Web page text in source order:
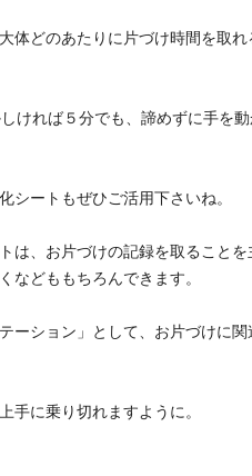
体どのあたりに片づけ時間を取
ければ５分でも、諦めずに手を動
シートもぜひご活用下さいね。
は、お片づけの記録を取ること
などももちろんできます。
テーション」として、お片づけに
手に乗り切れますように。